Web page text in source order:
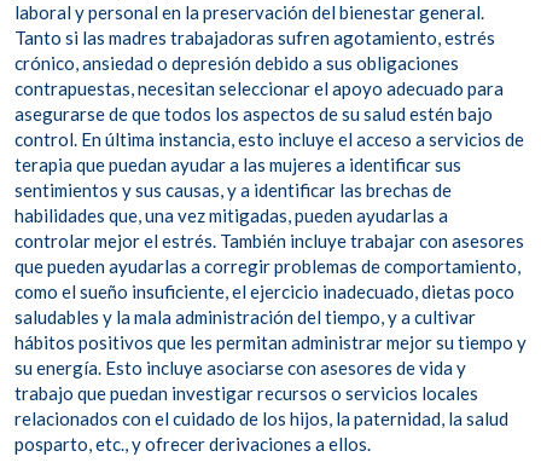
laboral y personal en la preservación del bienestar general.
Tanto si las madres trabajadoras sufren agotamiento, estrés
crónico, ansiedad o depresión debido a sus obligaciones
contrapuestas, necesitan seleccionar el apoyo adecuado para
asegurarse de que todos los aspectos de su salud estén bajo
control. En última instancia, esto incluye el acceso a servicios de
terapia que puedan ayudar a las mujeres a identificar sus
sentimientos y sus causas, y a identificar las brechas de
habilidades que, una vez mitigadas, pueden ayudarlas a
controlar mejor el estrés. También incluye trabajar con asesores
que pueden ayudarlas a corregir problemas de comportamiento,
como el sueño insuficiente, el ejercicio inadecuado, dietas poco
saludables y la mala administración del tiempo, y a cultivar
hábitos positivos que les permitan administrar mejor su tiempo y
su energía. Esto incluye asociarse con asesores de vida y
trabajo que puedan investigar recursos o servicios locales
relacionados con el cuidado de los hijos, la paternidad, la salud
posparto, etc., y ofrecer derivaciones a ellos.